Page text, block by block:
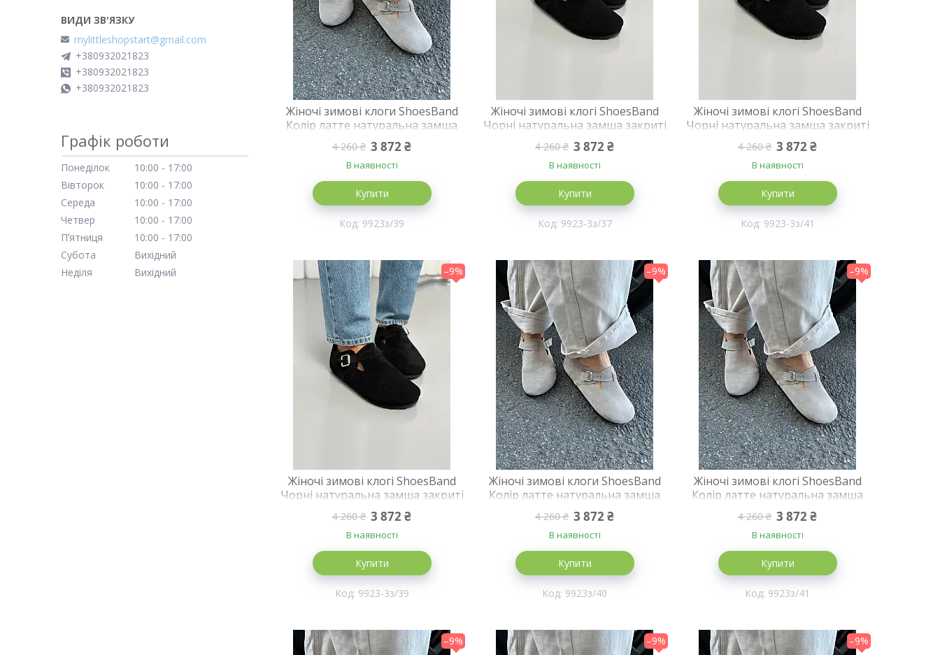
Жіночі зимові клоги ShoesBand
Колір латте натуральна замша
закриті на хутрі 39 (25,5 см)
(S99231з)
4 260 ₴ 3 872 ₴
В наявності
Купити
9923з/39
Жіночі зимові клогі ShoesBand
Чорні натуральна замша закриті
на хутрі 37 (24 см) (S99231-3з)
4 260 ₴ 3 872 ₴
В наявності
Купити
9923-3з/37
Жіночі зимові клогі ShoesBand
Чорні натуральна замша закриті
на хутрі 41 (26,5 см) (S99231-3з)
4 260 ₴ 3 872 ₴
В наявності
Купити
9923-3з/41
–9%
Жіночі зимові клогі ShoesBand
Чорні натуральна замша закриті
на хутрі 39 (25,5 см) (S99231-3з)
4 260 ₴ 3 872 ₴
В наявності
Купити
9923-3з/39
–9%
Жіночі зимові клоги ShoesBand
Колір латте натуральна замша
закриті на хутрі 40 (26 см)
(S99231з)
4 260 ₴ 3 872 ₴
В наявності
Купити
9923з/40
–9%
Жіночі зимові клогі ShoesBand
Колір латте натуральна замша
закриті на хутрі 41 (26,5 см)
(S99231з)
4 260 ₴ 3 872 ₴
В наявності
Купити
9923з/41
–9% –9% –9%
mylittleshopstart@gmail.com
+380932021823
+380932021823
+380932021823
Графік роботи
Понеділок 10:00
17:00
Вівторок
10:00
17:00
Середа
10:00
17:00
Четвер
10:00
17:00
Пʼятниця
10:00
17:00
Субота
Вихідний
Неділя
Вихідний